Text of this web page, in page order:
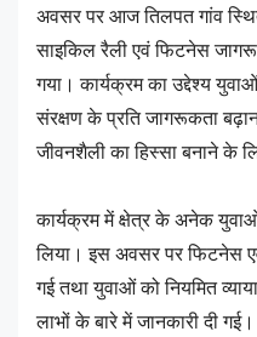
अवसर पर आज तिलपत गांव
साइकिल रैली एवं फिटनेस
गया। कार्यक्रम का उद्देश्य
संरक्षण के प्रति जागरूकता
जीवनशैली का हिस्सा बनाने के
कार्यक्रम में क्षेत्र के अनेक युवाओं
लिया। इस अवसर पर फिटनेस
गई तथा युवाओं को नियमित
लाभों के बारे में जानकारी दी गई।